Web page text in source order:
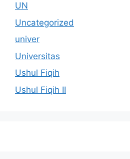
UN
Uncategorized
univer
Universitas
Ushul Fiqih
Ushul Fiqih II